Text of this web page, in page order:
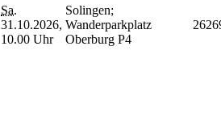
Sa.
31.10.2026,
10.00 Uhr
Solingen;
Wanderparkplatz
Oberburg P4